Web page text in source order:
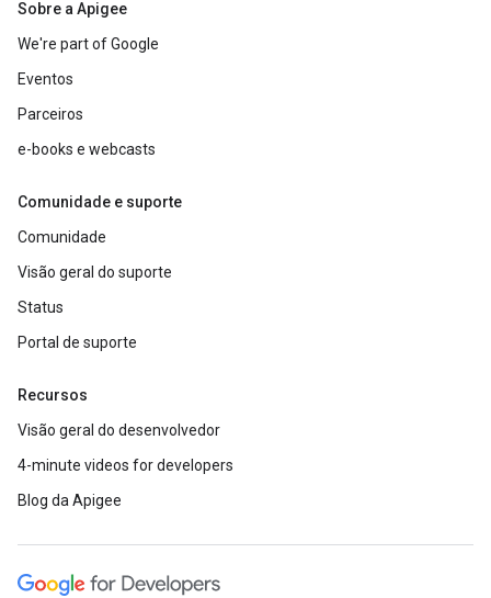
Sobre a Apigee
We're part of Google
Eventos
Parceiros
e-books e webcasts
Comunidade e suporte
Comunidade
Visão geral do suporte
Status
Portal de suporte
Recursos
Visão geral do desenvolvedor
4-minute videos for developers
Blog da Apigee